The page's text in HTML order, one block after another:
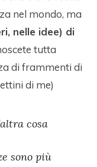
nel mondo, ma
nelle idee) di
tutta
di frammenti di
di me)
cosa
sono più